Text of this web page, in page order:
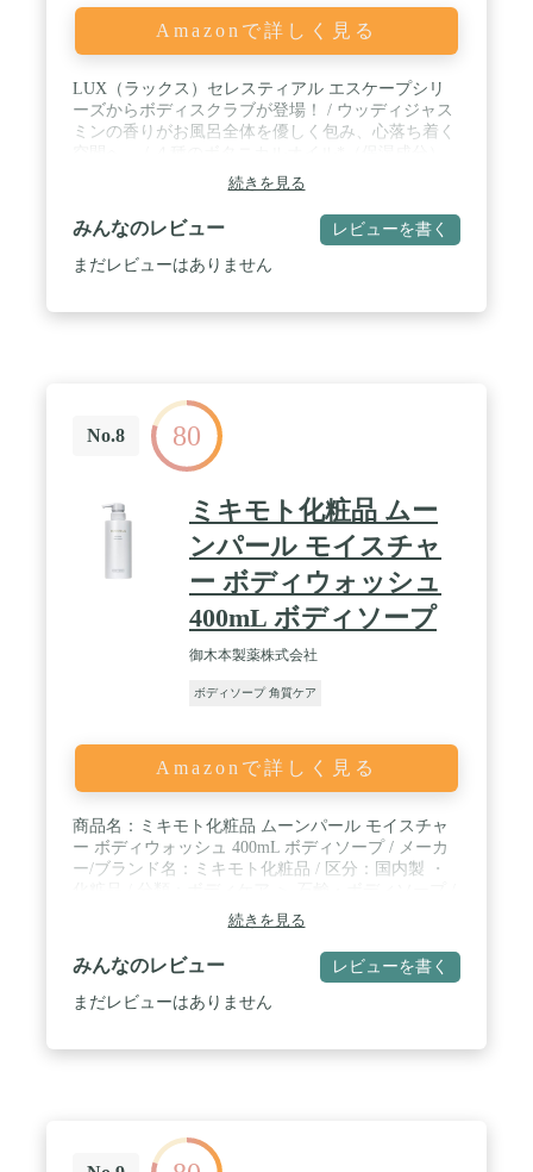
Amazonで詳しく見る
LUX（ラックス）セレスティアル エスケープシリ
ーズからボディスクラブが登場！ / ウッディジャス
ミンの香りがお風呂全体を優しく包み、心落ち着く
配合 *グレープシードオイル、ホホバシードオイ
ル、メドウフォームシードオイル、マカダミアナッ
ツオイル / 古い角質をしかりオフ。 / なめらか、す
べすべ肌へ。
続きを見る
みんなのレビュー レビューを書く
まだレビューはありません
No.8 80
ミキモト化粧品 ムー
ンパール モイスチャ
ー ボディウォッシュ
400mL ボディソープ
御木本製薬株式会社
ボディソープ 角質ケア
Amazonで詳しく見る
商品名：ミキモト化粧品 ムーンパール モイスチャ
ー ボディウォッシュ 400mL ボディソープ / メーカ
ー/ブランド名：ミキモト化粧品 / 区分：国内製 ・
※予告なく商品パッケージが変更となる場合があ
り、掲載画像と異なる事がございます。予めご了承
下さいませ。
続きを見る
みんなのレビュー レビューを書く
まだレビューはありません